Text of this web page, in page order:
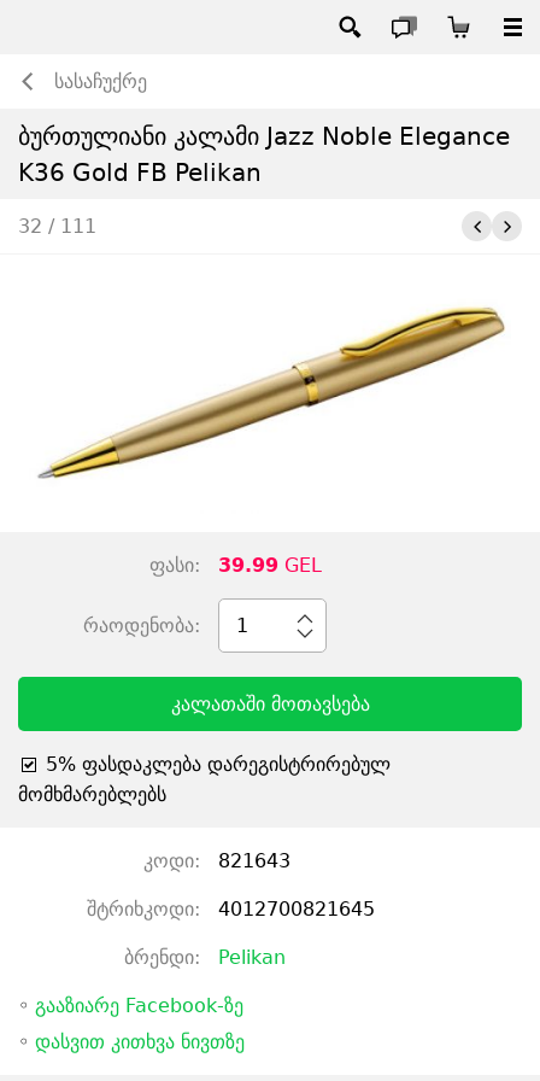
სასაჩუქრე
ბურთულიანი კალამი Jazz Noble Elegance
K36 Gold FB Pelikan
32 / 111
ფასი: 39.99 GEL
რაოდენობა: 1
კალათაში მოთავსება
5% ფასდაკლება დარეგისტრირებულ
მომხმარებლებს
კოდი: 821643
შტრიხკოდი: 4012700821645
ბრენდი: Pelikan
◦ გააზიარე Facebook-ზე
◦ დასვით კითხვა ნივთზე